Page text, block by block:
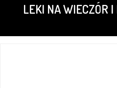
content
LEKI NA WIECZÓR I